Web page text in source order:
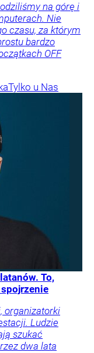
na górę i
Nie
czasu, za którym
bardzo
OFF
Tylko u Nas
To,
spojrzenie
organizatorki
Ludzie
szukać
dwa lata